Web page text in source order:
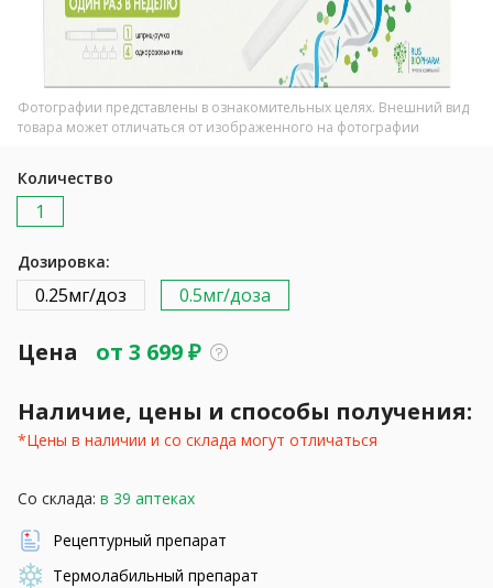
Фотографии представлены в ознакомительных целях. Внешний вид
товара может отличаться от изображенного на фотографии
Количество
1
Дозировка:
0.25мг/доз 0.5мг/доза
Цена от 3 699₽
Наличие, цены и способы получения:
*Цены в наличии и со склада могут отличаться
Со склада: в 39 аптеках
Рецептурный препарат
Термолабильный препарат